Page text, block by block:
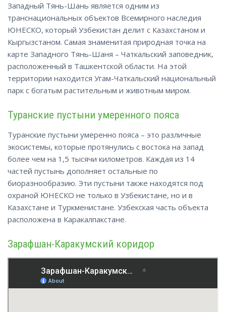
Западный Тянь-Шань является одним из
транснациональных объектов Всемирного наследия
ЮНЕСКО, который Узбекистан делит с Казахстаном и
Кыргызстаном. Самая знаменитая природная точка на
карте Западного Тянь-Шаня – Чаткальский заповедник,
расположенный в Ташкентской области. На этой
территории находится Угам-Чаткальский национальный
парк с богатым растительным и животным миром.
Туранские пустыни умеренного пояса
Туранские пустыни умеренно пояса – это различные
экосистемы, которые протянулись с востока на запад
более чем на 1,5 тысячи километров. Каждая из 14
частей пустынь дополняет остальные по
биоразнообразию. Эти пустыни также находятся под
охраной ЮНЕСКО не только в Узбекистане, но и в
Казахстане и Туркменистане. Узбекская часть объекта
расположена в Каракалпакстане.
Зарафшан-Каракумский коридор